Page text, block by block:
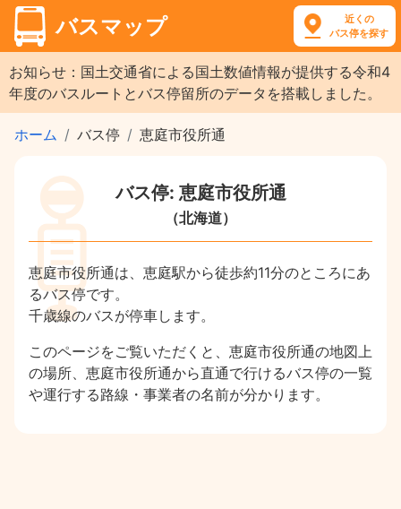
バスマップ
近くの
バス停を探す
お知らせ：国土交通省による国土数値情報が提供する令和4
年度のバスルートとバス停留所のデータを搭載しました。
ホーム バス停 恵庭市役所通
バス停: 恵庭市役所通
（北海道）
恵庭市役所通は、恵庭駅から徒歩約11分のところにあ
るバス停です。
千歳線のバスが停車します。
このページをご覧いただくと、恵庭市役所通の地図上
の場所、恵庭市役所通から直通で行けるバス停の一覧
や運行する路線・事業者の名前が分かります。